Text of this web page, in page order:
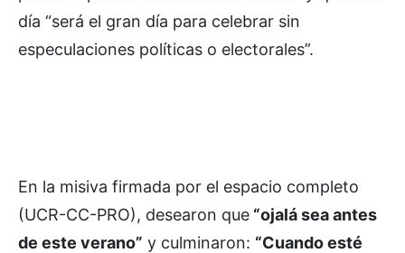
día “será el gran día para celebrar sin
especulaciones políticas o electorales”.
En la misiva firmada por el espacio completo
(UCR-CC-PRO), desearon que “ojalá sea antes
de este verano” y culminaron: “Cuando esté